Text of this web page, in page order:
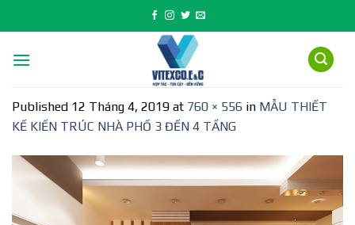
to
Published 12 Tháng 4, 2019 at 760 × 556 in MẪU THIẾT
KẾ KIẾN TRÚC NHÀ PHỐ 3 ĐẾN 4 TẦNG